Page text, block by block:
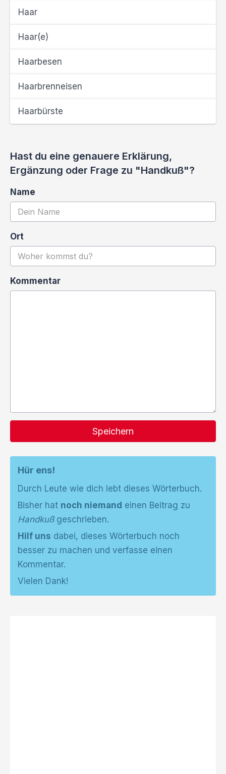
Haar
Haar(e)
Haarbesen
Haarbrenneisen
Haarbürste
Hast du eine genauere Erklärung,
Ergänzung oder Frage zu "Handkuß"?
Name
Ort
Kommentar
Speichern
Hür ens!
Durch Leute wie dich lebt dieses Wörterbuch.
Bisher hat noch niemand einen Beitrag zu
Handkußgeschrieben.
Hilf uns dabei, dieses Wörterbuch noch
besser zu machen und verfasse einen
Kommentar.
Vielen Dank!